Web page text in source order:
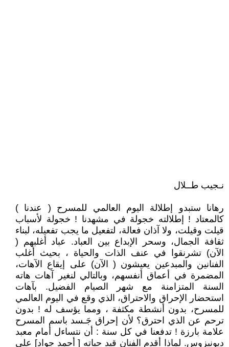
نـجيب طــلال
رهانا ستبدو إطلالة اليوم العالمي للمسرح ( عندنا )
كالمعتاد ! إطلالته خجولة في مشهدنا ! خجولة لأسباب
قيلت وقيلت، ولا آذان فعالة، لتفعيل ما يجب تفعيله، لبناء
ثقافة الجمال، وسحر الإبداع بين العباد. عباد أغلبهم (
الآن) تشرنقوا في عنف الذات والحياة ، بحيث أغلب
الفنانين والمبدعين يعيشون ( الآن) على إيقاع الآهات،
المضمرة في أعماق أنفسهم، وبالتالي لنغير آهات هاته
السنة المتزامنة مع شهر الصيام الفضيل. بآهات
استحضار الإحراق والاحتراق، الذي وقع في اليوم العالمي
للمسرح، بدون أنشطة مكثفة ، ومما يؤسف له ! بدون
ترحم عن الذي احترق؟ لأن إحراق جَـسد باسم المسرح
علامة بارزة ! تدفعنا في كل سنة : أن نتساءل أمام معبد
ديونيزوس. لماذا أقدم الفنان قيد حياته [ أحمد جواد] على